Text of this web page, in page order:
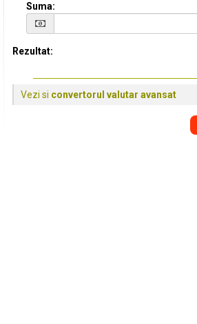
Suma:
Rezultat:
Vezi si convertorul valutar avansat